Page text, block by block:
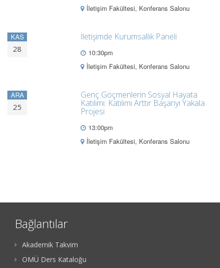
İletişim Fakültesi, Konferans Salonu
KAS
28
İletişimde Kurumsallık Paneli
10:30pm
İletişim Fakültesi, Konferans Salonu
ARA
25
Genç Göçmenlerin Sosyal Hayata
Katılımı: Katılımı Arttır Başarıyı Yakala
Projesi
13:00pm
İletişim Fakültesi, Konferans Salonu
Bağlantılar
Akademik Takvim
OMÜ Ders Kataloğu